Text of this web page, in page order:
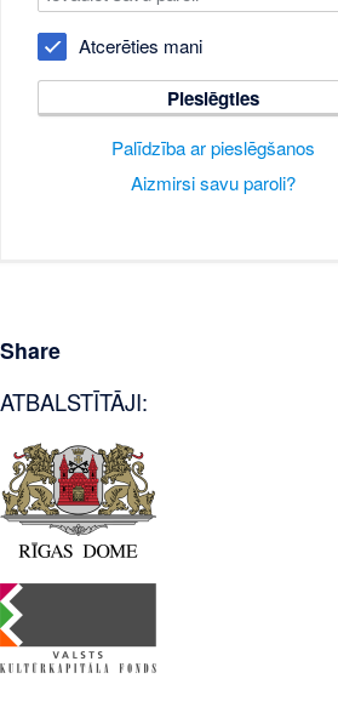
Atcerēties mani
Pieslēgties
Palīdzība ar pieslēgšanos
Aizmirsi savu paroli?
Share
ATBALSTĪTĀJI: